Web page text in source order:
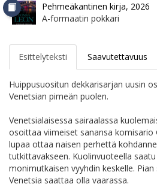
Pehmeäkantinen kirja, 2026
A-formaatin pokkari
Esittelyteksti Saavutettavuus
Huippusuositun dekkarisarjan uusin
Venetsian pimeän puolen.
Venetsialaisessa sairaalassa
osoittaa viimeiset sanansa komisario
lupaa ottaa naisen perhettä
tutkittavakseen. Kuolinvuoteella
monimutkaisen vyyhdin keskelle.
Venetsia saattaa olla vaarassa.